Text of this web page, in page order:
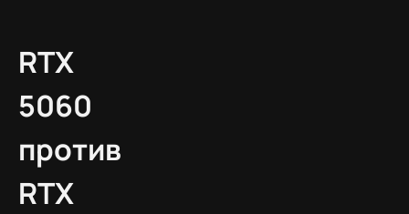
RTX
5060
против
RTX